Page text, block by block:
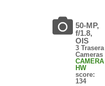
50-MP,
f/1.8,
OIS
3 Trasera
Cameras
CAMERA
HW
score:
134